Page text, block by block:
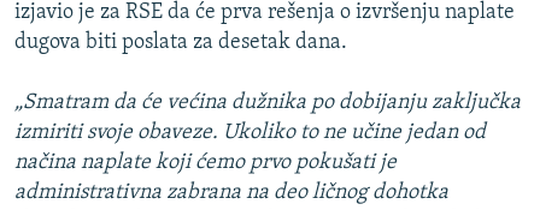
izjavio je za RSE da će prva rešenja o izvršenju naplate
dugova biti poslata za desetak dana.
„Smatram da će većina dužnika po dobijanju zaključka
izmiriti svoje obaveze. Ukoliko to ne učine jedan od
načina naplate koji ćemo prvo pokušati je
administrativna zabrana na deo ličnog dohotka